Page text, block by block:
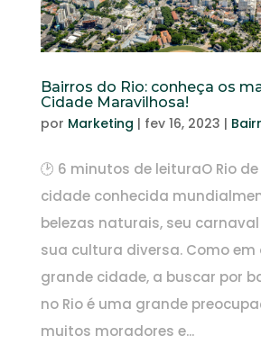
Bairros do Rio: conheça os
Cidade Maravilhosa!
por Marketing | fev 16, 2023 |
🕑 6 minutos de leituraO Rio
cidade conhecida
belezas naturais, seu
sua cultura diversa. Como em
grande cidade, a buscar por
no Rio é uma grande
muitos moradores e...